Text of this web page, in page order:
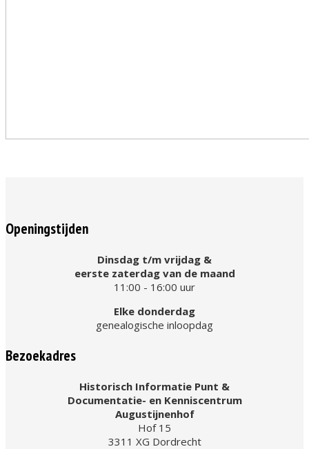
Openingstijden
Dinsdag t/m vrijdag &
eerste zaterdag van de maand
11:00 - 16:00 uur
Elke donderdag
genealogische inloopdag
Bezoekadres
Historisch Informatie Punt &
Documentatie- en Kenniscentrum
Augustijnenhof
Hof 15
3311 XG Dordrecht